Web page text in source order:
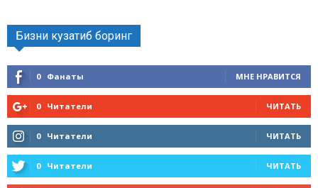
Бизни кузатиб боринг
0 Фанаты МНЕ НРАВИТСЯ
0 Читатели ЧИТАТЬ
0 Читатели ЧИТАТЬ
0 Читатели ЧИТАТЬ